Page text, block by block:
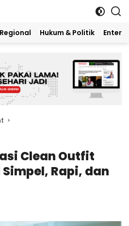
Regional Hukum & Politik
Clean Outfit
Rapi, dan